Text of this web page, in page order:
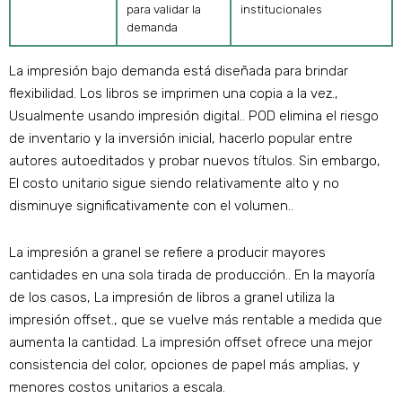
para validar la
demanda
institucionales
La impresión bajo demanda está diseñada para brindar
flexibilidad. Los libros se imprimen una copia a la vez.,
Usualmente usando impresión digital.. POD elimina el riesgo
de inventario y la inversión inicial, hacerlo popular entre
autores autoeditados y probar nuevos títulos. Sin embargo,
El costo unitario sigue siendo relativamente alto y no
disminuye significativamente con el volumen..
La impresión a granel se refiere a producir mayores
cantidades en una sola tirada de producción.. En la mayoría
de los casos, La impresión de libros a granel utiliza la
impresión offset., que se vuelve más rentable a medida que
aumenta la cantidad. La impresión offset ofrece una mejor
consistencia del color, opciones de papel más amplias, y
menores costos unitarios a escala.